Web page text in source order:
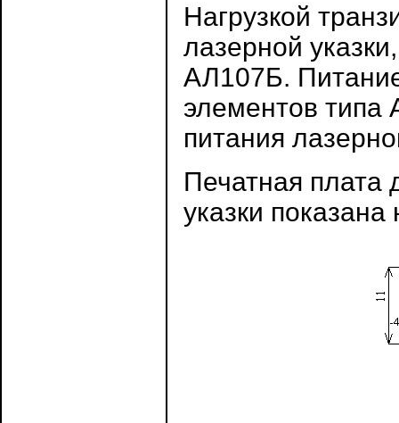
Нагрузкой
лазерной
АЛ107Б.
элементов типа
питания
Печатная плата
указки показана